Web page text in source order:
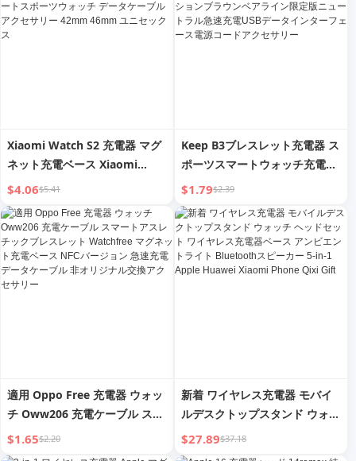
Xiaomi Watch S2 充電器 マグ
ネット充電ベース Xiaomi
Watchs2 統合充電ケーブル 急
速充電 ニューアライバル スマ
ートスポーツウォッチ データケ
ーブル アクセサリー 42mm
46mm ユニセックス
$4.06$5.41
Keep B3ブレスレット充電器 ス
ポーツスマートウォッチ充電ケ
ーブル データケーブル B1専用
マグネティックサクションブラ
ウンベアライン限定版ニュート
ラル急速充電USBデータインタ
ーフェース電源コードアクセサ
リー
$1.79$2.39
適用 Oppo Free 充電器 ウォッ
チ Oww206 充電ケーブル スマ
ートアスレチックブレスレット
Watchfree マグネット充電ベー
$1.65$2.20
新着 ワイヤレス充電器 モバイ
ルデスクトップスタンド ウォッ
チ ヘッドセット ワイヤレス充
電器ベース アンビエントライト
$27.89$37.18